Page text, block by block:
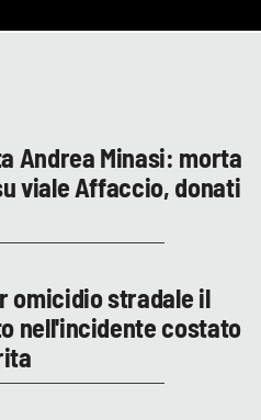
Andrea Minasi: morta
viale Affaccio, donati
omicidio stradale il
nell'incidente costato